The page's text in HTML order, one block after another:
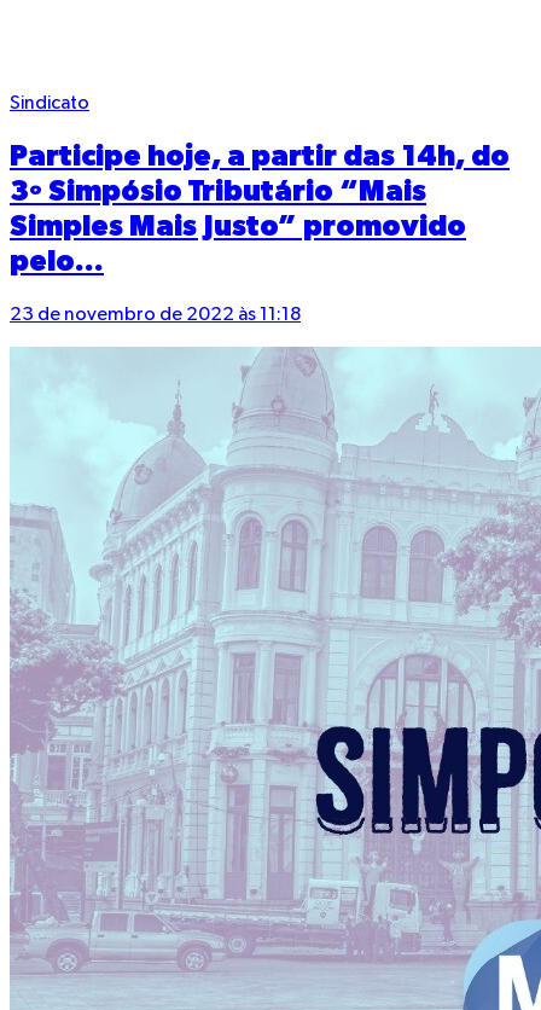
Sindicato
Participe hoje, a partir das 14h, do
3º Simpósio Tributário “Mais
Simples Mais Justo” promovido
pelo...
23 de novembro de 2022 às 11:18